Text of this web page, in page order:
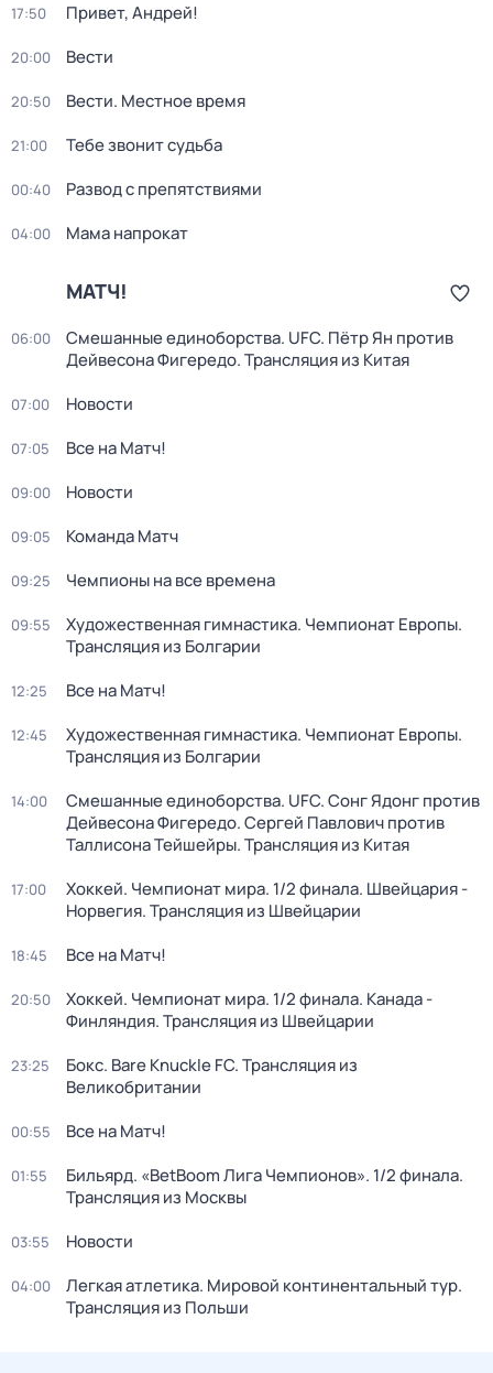
17:50 Привет, Андрей!
20:00 Вести
20:50 Вести. Местное время
21:00 Тебе звонит судьба
00:40 Развод с препятствиями
04:00 Мама напрокат
МАТЧ!
06:00
Смешанные единоборства. UFC. Пётр Ян против
Дейвесона Фигередо. Трансляция из Китая
07:00 Новости
07:05 Все на Матч!
09:00 Новости
09:05 Команда Матч
09:25 Чемпионы на все времена
09:55
Художественная гимнастика. Чемпионат Европы.
Трансляция из Болгарии
12:25 Все на Матч!
12:45
Художественная гимнастика. Чемпионат Европы.
Трансляция из Болгарии
14:00
Смешанные единоборства. UFC. Сонг Ядонг против
Дейвесона Фигередо. Сергей Павлович против
Таллисона Тейшейры. Трансляция из Китая
17:00
Хоккей. Чемпионат мира. 1/2 финала. Швейцария -
Норвегия. Трансляция из Швейцарии
18:45 Все на Матч!
20:50
Хоккей. Чемпионат мира. 1/2 финала. Канада -
Финляндия. Трансляция из Швейцарии
23:25
Бокс. Bare Knuckle FC. Трансляция из
Великобритании
00:55 Все на Матч!
01:55
Бильярд. «BetBoom Лига Чемпионов». 1/2 финала.
Трансляция из Москвы
03:55 Новости
04:00
Легкая атлетика. Мировой континентальный тур.
Трансляция из Польши